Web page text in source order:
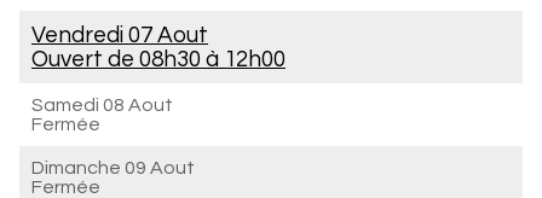
Vendredi 07 Aout
Ouvert de 08h30 à 12h00
Samedi 08 Aout
Fermée
Dimanche 09 Aout
Fermée